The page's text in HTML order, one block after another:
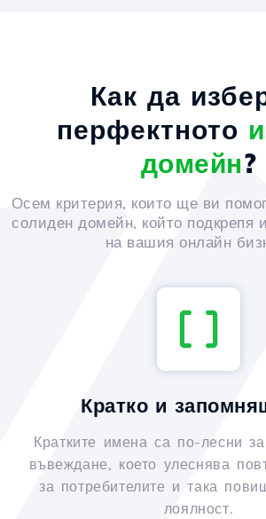
Как да
перфектното
домейн?
Осем критерия, които ще ви
солиден домейн, който подкрепя
на вашия онлайн
Кратко и
Кратките имена са по-лесни
въвеждане, което улеснява
за потребителите и така
лоялност.